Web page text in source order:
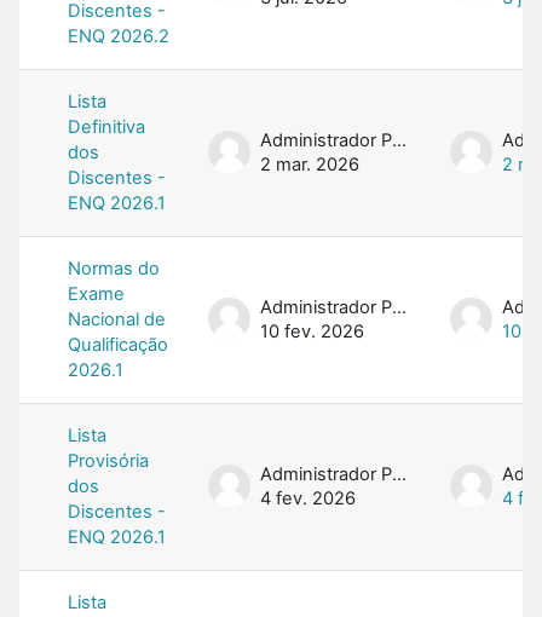
Discentes -
ENQ 2026.2
Lista
Definitiva
dos
Discentes -
ENQ 2026.1
Administrador PROFMAT
2 mar. 2026
2
Normas do
Exame
Nacional de
Qualificação
2026.1
Administrador PROFMAT
10 fev. 2026
10
Lista
Provisória
dos
Discentes -
ENQ 2026.1
Administrador PROFMAT
4 fev. 2026
4
Lista